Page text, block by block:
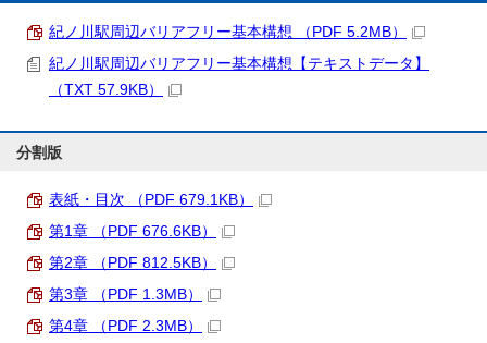
紀ノ川駅周辺バリアフリー基本構想 （PDF 5.2MB）
紀ノ川駅周辺バリアフリー基本構想【テキストデータ】
（TXT 57.9KB）
分割版
表紙・目次 （PDF 679.1KB）
第1章 （PDF 676.6KB）
第2章 （PDF 812.5KB）
第3章 （PDF 1.3MB）
第4章 （PDF 2.3MB）